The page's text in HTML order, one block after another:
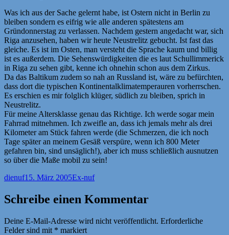
Was ich aus der Sache gelernt habe, ist Ostern nicht in Berlin zu
bleiben sondern es eifrig wie alle anderen spätestens am
Gründonnerstag zu verlassen. Nachdem gestern angedacht war, sich
Riga anzusehen, haben wir heute Neustrelitz gebucht. Ist fast das
gleiche. Es ist im Osten, man versteht die Sprache kaum und billig
ist es außerdem. Die Sehenswürdigkeiten die es laut Schullimmerick
in Riga zu sehen gibt, kenne ich ohnehin schon aus dem Zirkus.
Da das Baltikum zudem so nah an Russland ist, wäre zu befürchten,
dass dort die typischen Kontinentalklimatemperauren vorherrschen.
Es erschien es mir folglich klüger, südlich zu bleiben, sprich in
Neustrelitz.
Für meine Altersklasse genau das Richtige. Ich werde sogar mein
Fahrrad mitnehmen. Ich zweifle an, dass ich jemals mehr als drei
Kilometer am Stück fahren werde (die Schmerzen, die ich noch
Tage später an meinem Gesäß verspüre, wenn ich 800 Meter
gefahren bin, sind unsäglich!), aber ich muss schließlich ausnutzen
so über die Maße mobil zu sein!
Autor
dienufVeröffentlicht
15. März 2005Kategorien
Ex-nuf
Schreibe einen Kommentar
Deine E-Mail-Adresse wird nicht veröffentlicht. Erforderliche
Felder sind mit * markiert